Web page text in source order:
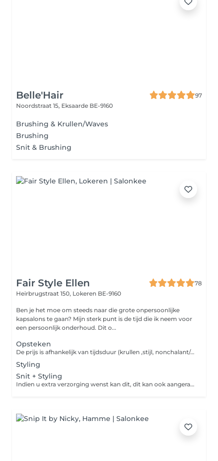
Belle'Hair
97
Noordstraat 15, Eksaarde BE-9160
Brushing & Krullen/Waves
Brushing
Snit & Brushing
Fair Style Ellen
78
Heirbrugstraat 150, Lokeren BE-9160
Ben je het moe om steeds naar die grote onpersoonlijke
kapsalons te gaan? Mijn sterk punt is de tijd die ik neem voor
een persoonlijk onderhoud. Dit o...
Opsteken
De prijs is afhankelijk van tijdsduur (krullen ,stijl, nonchalant/strak, ...). Voor bruidskapsels belt u best even naar het salon.
Styling
Snit + Styling
Indien u extra verzorging wenst kan dit, dit kan ook aangeraden worden in het salon.